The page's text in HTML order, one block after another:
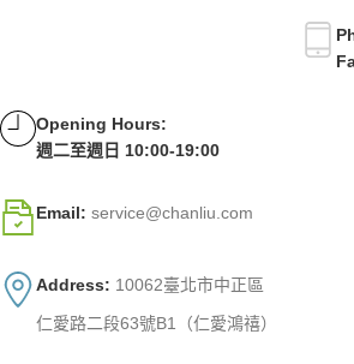
Opening Hours:
週二至週日 10:00-19:00
Email: service@chanliu.com
Address: 10062臺北市中正區
仁愛路二段63號B1（仁愛鴻禧）